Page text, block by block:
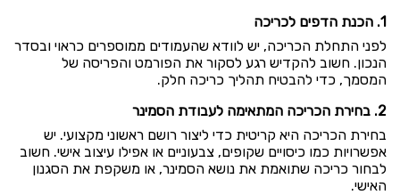
1. הכנת הדפים לכריכה
לפני התחלת הכריכה, יש לוודא שהעמודים ממוספרים כראוי ובסדר
הנכון. חשוב להקדיש רגע לסקור את הפורמט והפריסה של
המסמך, כדי להבטיח תהליך כריכה חלק.
2. בחירת הכריכה המתאימה לעבודת הסמינר
בחירת הכריכה היא קריטית כדי ליצור רושם ראשוני מקצועי. יש
אפשרויות כמו כיסויים שקופים, צבעוניים או אפילו עיצוב אישי. חשוב
לבחור כריכה שתואמת את נושא הסמינר, או משקפת את הסגנון
האישי.